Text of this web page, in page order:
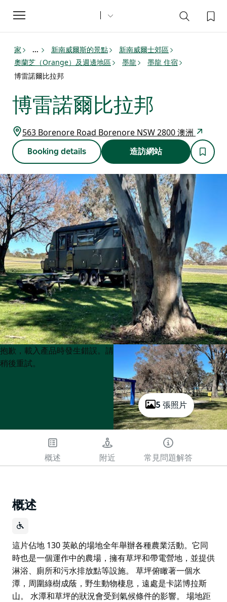
Toggle
navigation
家 ... 新南威爾斯的景點
新南威爾士郊區
奧蘭芝（Orange）及週邊地區
墨龍
墨龍 住宿
博雷諾爾比拉邦
博雷諾爾比拉邦
563 Borenore Road Borenore NSW 2800 澳洲
Booking details 造訪網站
5 張照片
Product
List
Product
List
抱歉，載入產品時發生錯誤。請
稍後重試。
概述 附近 常見問題解答
概述
這片佔地 130 英畝的場地全年舉辦各種農業活動。它同
時也是一個運作中的農場，擁有草坪和帶電營地，並提供
淋浴、廁所和污水排放點等設施。 草坪俯瞰著一個水
潭，周圍綠樹成蔭，野生動物棲息，遠處是卡諾博拉斯
山。 水潭和草坪的狀況會受到氣候條件的影響。 場地距